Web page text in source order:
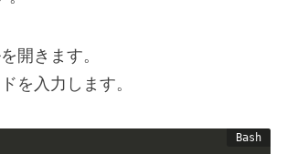
開きます。
を入力します。